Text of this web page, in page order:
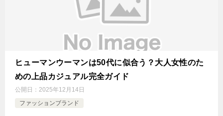
ヒューマンウーマンは50代に似合う？大人女性のた
めの上品カジュアル完全ガイド
公開日： 2025年12月14日
ファッションブランド